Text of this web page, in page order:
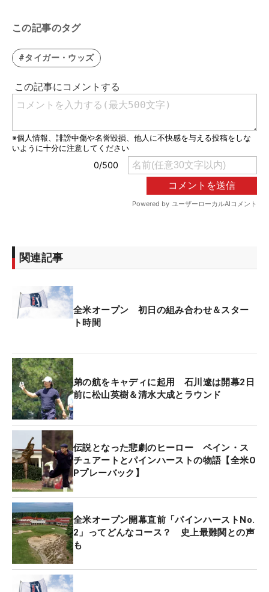
この記事のタグ
#タイガー・ウッズ
関連記事
全米オープン 初日の組み合わせ＆スター
ト時間
弟の航をキャディに起用 石川遼は開幕2日
前に松山英樹＆清水大成とラウンド
伝説となった悲劇のヒーロー ペイン・ス
チュアートとパインハーストの物語【全米O
Pプレーバック】
全米オープン開幕直前「パインハーストNo.
2」ってどんなコース？ 史上最難関との声
も